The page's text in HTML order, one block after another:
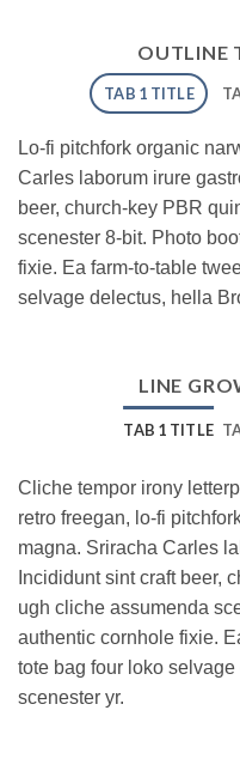
OUTLINE
TAB 1 TITLE
Lo-fi pitchfork organic
Carles laborum irure
beer, church-key PBR
scenester 8-bit. Photo
fixie. Ea farm-to-table
selvage delectus, hella
LINE
TAB 1 TITLE
Cliche tempor irony
retro freegan, lo-fi
magna. Sriracha Carles
Incididunt sint craft beer,
ugh cliche assumenda
authentic cornhole fixie.
tote bag four loko
scenester yr.